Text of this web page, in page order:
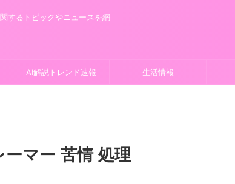
するトピックやニュースを網
AI解説トレンド速報 生活情報
マー 苦情 処理